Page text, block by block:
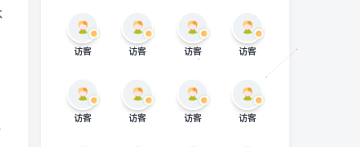
访客 访客 访客 访客
访客 访客 访客 访客